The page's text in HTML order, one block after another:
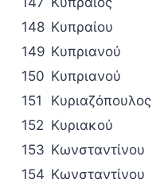
148 Κυπραίου
149 Κυπριανού
150 Κυπριανού
151
Κυριαζόπουλος
152 Κυριακού
153 Κωνσταντίνου
154 Κωνσταντίνου